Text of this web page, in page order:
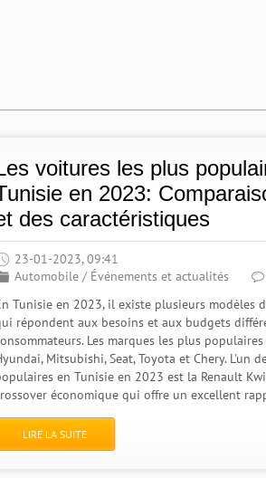
voitures les plus
en 2023:
des caractéristiques
23-01-2023, 09:41
Automobile / Événements et actualités
Tunisie en 2023, il existe plusieurs modèles
répondent aux besoins et aux budgets
Les marques les plus
Mitsubishi, Seat, Toyota et Chery. L'un
en Tunisie en 2023 est la Renault
économique qui offre un excellent
LIRE LA SUITE